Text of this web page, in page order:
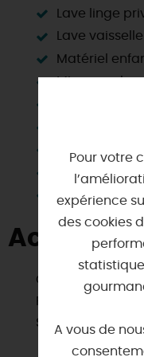
Lave linge
Lave vaisselle
Matériel
Micro-ondes
Salle d'eau
Télévision
Wifi
Activités
Golf
Sites de visites
Pour votre
expérience
des cookies
A vous de